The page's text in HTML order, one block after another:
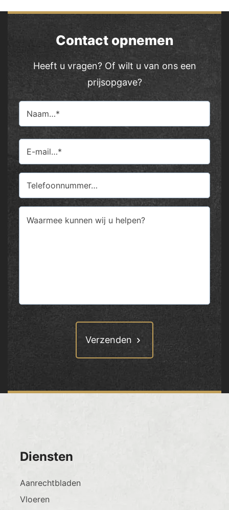
Contact opnemen
Heeft u vragen? Of wilt u van ons een
prijsopgave?
(Vereist)
Voornaam
(Vereist)
(Vereist)
Diensten
Aanrechtbladen
Vloeren